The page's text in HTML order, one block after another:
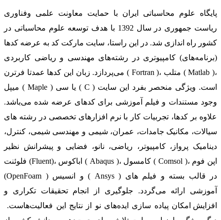
پایگاه علوم محاسباتی ایران با حمایت معاونت علمی وفناوری
ریاست جمهوری در سال 1392 با هدف توسعه علوم محاسباتی در
کشور راه اندازی شد. در این راستا، سایت مارکت کد به عرضه کدها
(برنامه‌های) کامپیوتری در رشته‌های مهندسی و ریاضی کاربردی
می‌پردازد. زبان این کدها عمدتا فرترن ( Fortran )، متلب ( Matlab )،
میپل ( Maple ) یا سی ( C ) است. ویژگی منحصر بفرد این سایت
وجود مستندات و فیلم آموزشی برای کدهای عرضه شده می‌باشد.
علاوه بر کدها، تجربیات کار با نرم افزارهای تخصصی در رشته های
سیالات، مکانیک جامدات، عمران، شیمی و مهندسی شیمی، کنترل،
دینامیک پرواز، کامپیوتر، ریاضی، نانو، فضایی و پیشرانش نظیر
فلوئنت (Fluent)، اباکوس ( Abaqus )، کامسول ( Comsol )، اپن فوم
(OpenFoam ) و انسیس ( Ansys ) در قالب بسته‌ و فیلم های
آموزشی ارائه می‌گردد. جلوگیری از انجام تحقیقات تکراری و
افزایش امکان پیاده سازی ایده‌های نو از نتایج این فعالیت‌هاست.